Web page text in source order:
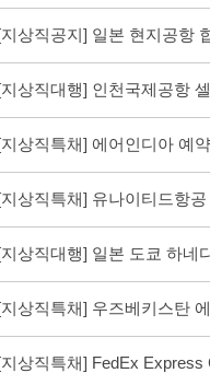
상직공지] 일본 현지공항
상직대행] 인천국제공항
상직특채] 에어인디아 예
상직특채] 유나이티드항
상직대행] 일본 도쿄 하
상직특채] 우즈베키스탄
상직특채] FedEx